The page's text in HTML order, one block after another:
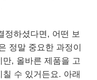
정하셨다면, 어떤 보
정말 중요한 과정이
, 올바른 제품을 고
수 있거든요. 아래